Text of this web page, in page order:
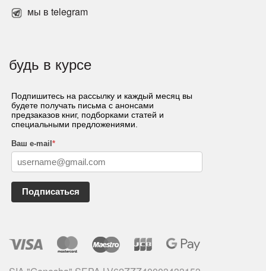
мы в telegram
будь в курсе
Подпишитесь на рассылку и каждый месяц вы
будете получать письма с анонсами
предзаказов книг, подборками статей и
специальными предложениями.
Ваш e-mail *
Подписаться